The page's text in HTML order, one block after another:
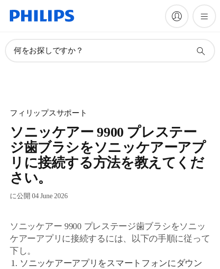
何をお探しですか？
フィリップスサポート
ソニッケアー 9900 プレステー
ジ歯ブラシをソニッケアーアプ
リに接続する方法を教えてくだ
さい。
に公開 04 June 2026
ソニッケアー 9900 プレステージ歯ブラシをソニッ
ケアーアプリに接続するには、以下の手順に従って
下し。
ソニッケアーアプリをスマートフォンにダウン